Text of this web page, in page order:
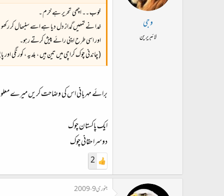
وجی
لائبریرین
خوب ۔۔ اچھی تحریر ہے خرم ۔
خدا نے تمھیں گداز دل دیا ہے اسے سنبھال کر رکھو
اور اسی طرح اپنی رائے پیش کرتے رہو۔
( چاندنی چوک کراچی میں تین ہیں ، بلدیہ ، کورنگی اور
برائے مہربانی اس کی وضاحت کریں میرے
ایک پاکستان چوک
دوسرا حقانی چوک
2
جنوری 9، 2009